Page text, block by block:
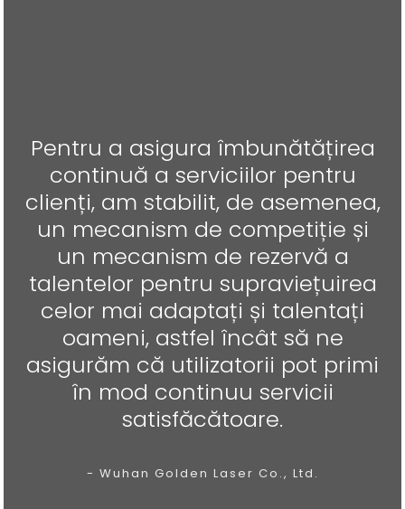
Pentru a asigura îmbunătățirea
continuă a serviciilor pentru
clienți, am stabilit, de asemenea,
un mecanism de competiție și
un mecanism de rezervă a
talentelor pentru supraviețuirea
celor mai adaptați și talentați
oameni, astfel încât să ne
asigurăm că utilizatorii pot primi
în mod continuu servicii
satisfăcătoare.
- Wuhan Golden Laser Co., Ltd.